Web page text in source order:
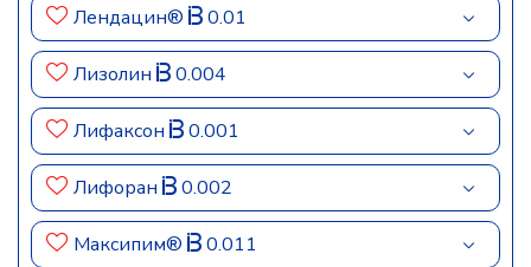
Лендацин® 0.01
Лизолин 0.004
Лифаксон 0.001
Лифоран 0.002
Максипим® 0.011